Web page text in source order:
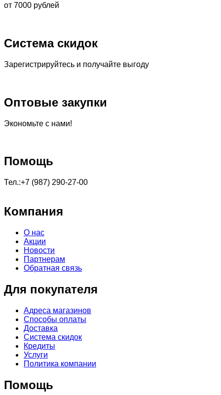
от 7000 рублей
Система скидок
Зарегистрируйтесь и получайте выгоду
Оптовые закупки
Экономьте с нами!
Помощь
Тел.:+7 (987) 290-27-00
Компания
О нас
Акции
Новости
Партнерам
Обратная связь
Для покупателя
Адреса магазинов
Способы оплаты
Доставка
Система скидок
Кредиты
Услуги
Политика компании
Помощь